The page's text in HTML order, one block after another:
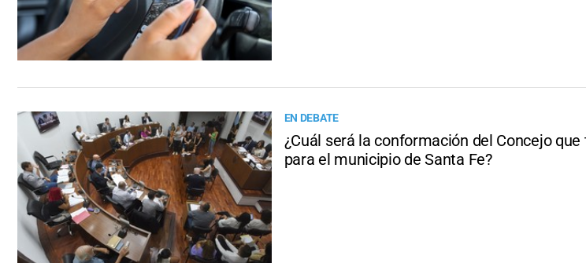
EN DEBATE
¿Cuál será la conformación del Concejo
para el municipio de Santa Fe?